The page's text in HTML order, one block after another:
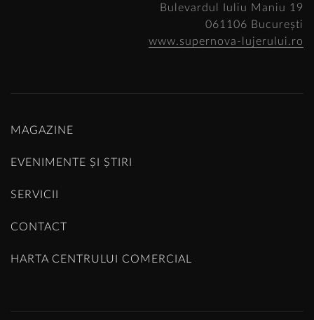
MAGAZINE
EVENIMENTE ȘI ȘTIRI
SERVICII
CONTACT
HARTA CENTRULUI COMERCIAL
Bulevardul Iuliu Maniu 19
061106 București
www.supernova-lujerului.ro